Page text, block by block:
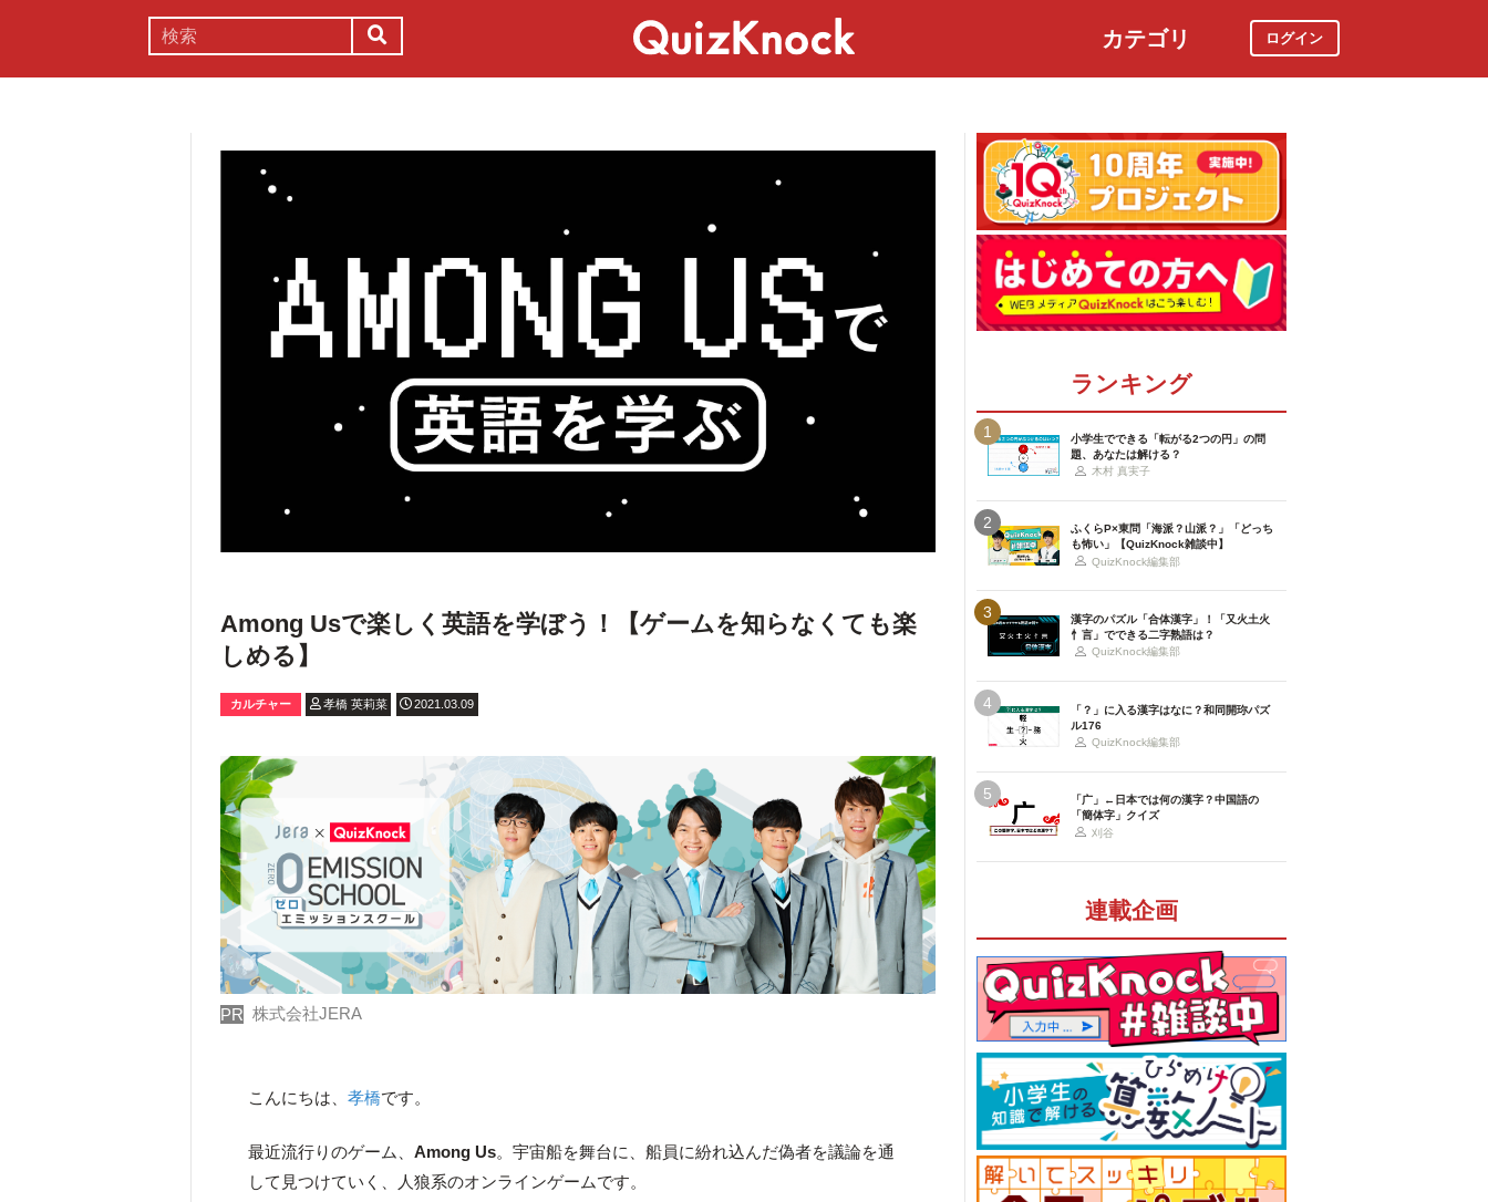
カテゴリ ログイン
Among Usで楽しく英語を学ぼう！【ゲームを知らなくても楽
しめる】
カルチャー 孝橋 英莉菜 2021.03.09
PR 株式会社JERA
こんにちは、孝橋です。
最近流行りのゲーム、Among Us。宇宙船を舞台に、船員に紛れ込んだ偽者を議論を通
して見つけていく、人狼系のオンラインゲームです。
ランキング
1
小学生でできる「転がる2つの円」の問
題、あなたは解ける？
木村 真実子
2
ふくらP×東問「海派？山派？」「どっち
も怖い」【QuizKnock雑談中】
QuizKnock編集部
3
漢字のパズル「合体漢字」！「又火土火
忄言」でできる二字熟語は？
QuizKnock編集部
4
「？」に入る漢字はなに？和同開珎パズ
ル176
QuizKnock編集部
5
「广」←日本では何の漢字？中国語の
「簡体字」クイズ
刈谷
連載企画